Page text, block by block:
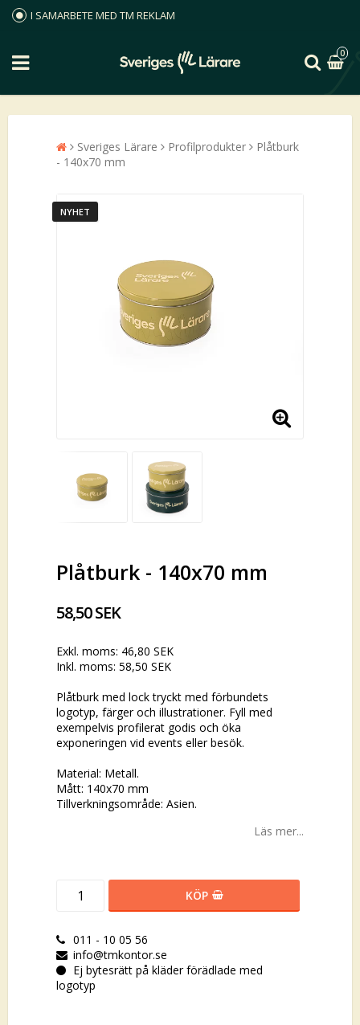
I SAMARBETE MED TM REKLAM
0
Sveriges Lärare Profilprodukter
Plåtburk
- 140x70 mm
NYHET
Plåtburk - 140x70 mm
58,50 SEK
Exkl. moms: 46,80 SEK
Inkl. moms: 58,50 SEK
Plåtburk med lock tryckt med förbundets
logotyp, färger och illustrationer. Fyll med
exempelvis profilerat godis och öka
exponeringen vid events eller besök.
Material: Metall.
Mått: 140x70 mm
Tillverkningsområde: Asien.
Läs mer...
KÖP
011 - 10 05 56
info@tmkontor.se
Ej bytesrätt på kläder förädlade med
logotyp